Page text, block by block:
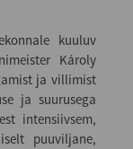
kuuluv
Károly
ja villimist
ja suurusega
intensiivsem,
puuviljane,